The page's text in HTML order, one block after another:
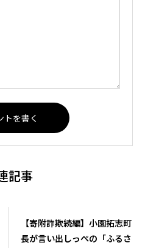
記事
【寄附詐欺続編】小園拓志町
長が言い出しっぺの「ふるさ